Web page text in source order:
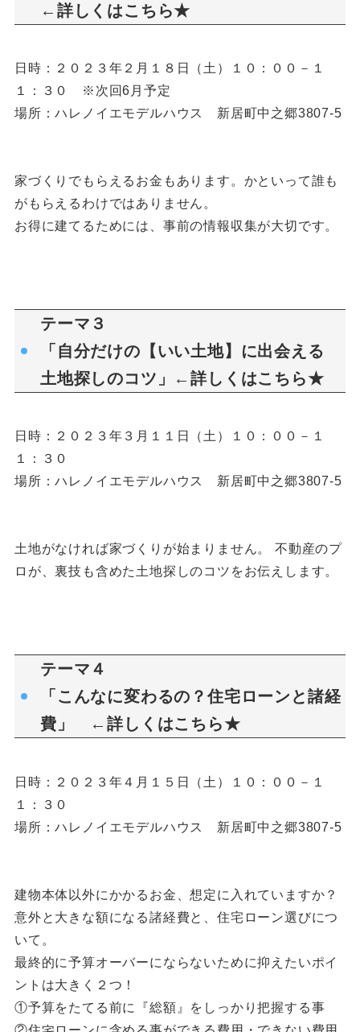
←詳しくはこちら★
日時：２０２３年２月１８日（土）１０：００－１
１：３０ ※次回6月予定
場所：ハレノイエモデルハウス 新居町中之郷3807-5
家づくりでもらえるお金もあります。かといって誰も
がもらえるわけではありません。
お得に建てるためには、事前の情報収集が大切です。
テーマ３
「自分だけの【いい土地】に出会える
土地探しのコツ」←詳しくはこちら★
日時：２０２３年３月１１日（土）１０：００－１
１：３０
場所：ハレノイエモデルハウス 新居町中之郷3807-5
土地がなければ家づくりが始まりません。 不動産のプ
ロが、裏技も含めた土地探しのコツをお伝えします。
テーマ４
「こんなに変わるの？住宅ローンと諸経
費」 ←詳しくはこちら★
日時：２０２３年４月１５日（土）１０：００－１
１：３０
場所：ハレノイエモデルハウス 新居町中之郷3807-5
建物本体以外にかかるお金、想定に入れていますか？
意外と大きな額になる諸経費と、住宅ローン選びにつ
いて。
最終的に予算オーバーにならないために抑えたいポイ
ントは大きく２つ！
①予算をたてる前に『総額』をしっかり把握する事